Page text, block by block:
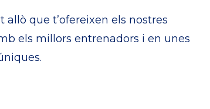
allò que t’ofereixen els nostres
els millors entrenadors i en unes